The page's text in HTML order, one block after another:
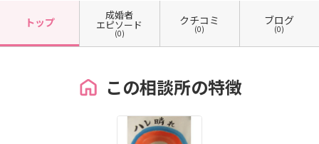
トップ
成婚者
エピソード
(0)
クチコミ
(0)
ブログ
(0)
この相談所の特徴